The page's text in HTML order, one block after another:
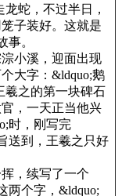
蛇，不过半日，
子装好。这就是
事。
小溪，迎面出现
大字：&ldquo;鹅
羲之的第一块碑石
，一天正当他兴
时，刚写完
送到，王羲之只好
，续写了一个
两个字，&ldquo;